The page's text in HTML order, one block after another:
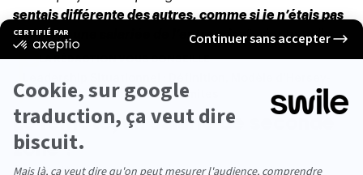
sentais différente des autres, comme si je n’étais pas
vraiment une salariée de l’entreprise”, ajoute-t-elle.
LA RÉDACTION VOUS CONSEILLE
Blanchard, Applications et Limites
Le remote, un salarié de seconde
zone ?
Dans cette même entreprise, nous rencontrons